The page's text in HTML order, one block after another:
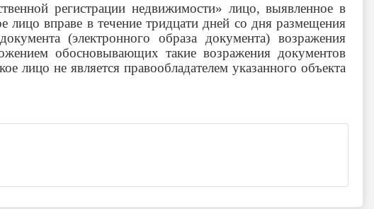
регистрации недвижимости» лицо, выявленное в
лицо вправе в течение тридцати дней со дня размещения
(электронного образа документа) возражения
обосновывающих такие возражения документов
лицо не является правообладателем указанного объекта